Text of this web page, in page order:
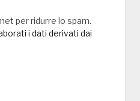
per ridurre lo spam.
i dati derivati dai